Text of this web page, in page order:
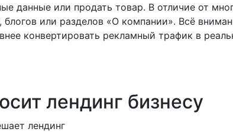
данные или продать товар. В отличие от
или разделов «О компании». Всё
конвертировать рекламный трафик в
лендинг бизнесу
лендинг